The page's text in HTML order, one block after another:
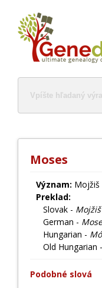
Moses
Význam: Mojžiš
Preklad:
Slovak - Mojžiš
German -
Hungarian -
Old Hungarian -
Podobné slová